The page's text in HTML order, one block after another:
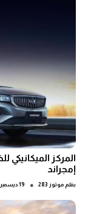
المركز
إمجراند
بقلم موتور 283 ● 19 ديسمبر 2025